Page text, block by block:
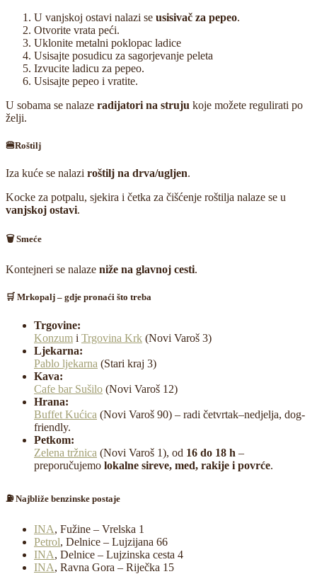
U vanjskoj ostavi nalazi se usisivač za pepeo.
Otvorite vrata peći.
Uklonite metalni poklopac ladice
Usisajte posudicu za sagorjevanje peleta
Izvucite ladicu za pepeo.
Usisajte pepeo i vratite.
U sobama se nalaze radijatori na struju koje možete regulirati po
želji.
🍔Roštilj
Iza kuće se nalazi roštilj na drva/ugljen.
Kocke za potpalu, sjekira i četka za čišćenje roštilja nalaze se u
vanjskoj ostavi.
🗑️ Smeće
Kontejneri se nalaze niže na glavnoj cesti.
🛒 Mrkopalj – gdje pronaći što treba
Trgovine:
Konzum i Trgovina Krk (Novi Varoš 3)
Ljekarna:
Pablo ljekarna (Stari kraj 3)
Kava:
Cafe bar Sušilo (Novi Varoš 12)
Hrana:
Buffet Kućica (Novi Varoš 90) – radi četvrtak–nedjelja, dog-
friendly.
Petkom:
Zelena tržnica (Novi Varoš 1), od 16 do 18 h –
preporučujemo lokalne sireve, med, rakije i povrće.
⛽ Najbliže benzinske postaje
INA, Fužine – Vrelska 1
Petrol, Delnice – Lujzijana 66
INA, Delnice – Lujzinska cesta 4
INA, Ravna Gora – Riječka 15